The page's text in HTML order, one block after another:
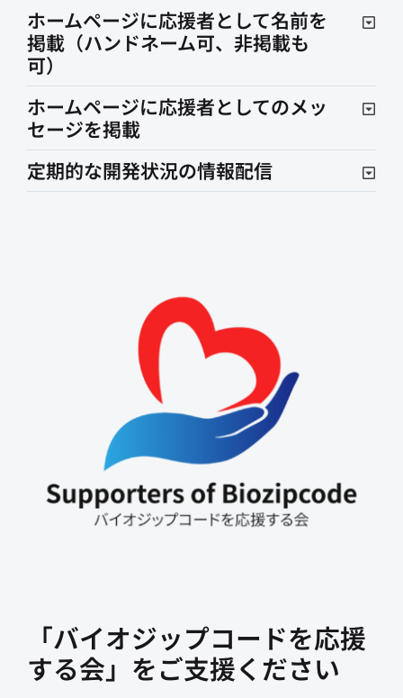
ホームページに応援者として名前を
掲載（ハンドネーム可、非掲載も
可）
ホームページに応援者としてのメッ
セージを掲載
定期的な開発状況の情報配信
「バイオジップコードを応援
する会」をご支援ください